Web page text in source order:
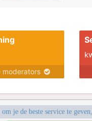
moderators
je de beste service te